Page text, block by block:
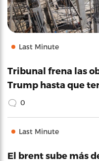
Last Minute
Tribunal frena las
Trump hasta que
0
Last Minute
El brent sube más